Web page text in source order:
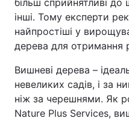
Техно і зв'язок
Зброя
Цікавинки
Екологія
більш сприйнятливі до
інші. Тому експерти
найпростіші у
дерева для отримання
Вишневі дерева –
невеликих садів, і за
ніж за черешнями. Як
Nature Plus Services,